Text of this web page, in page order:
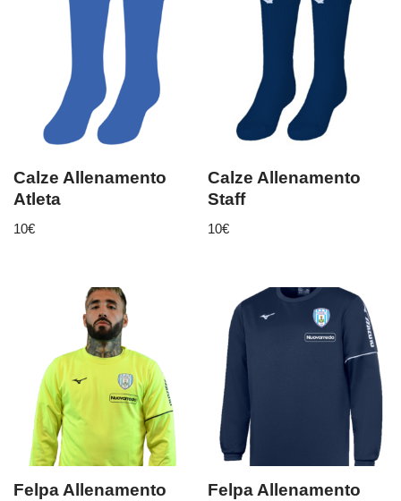
Calze Allenamento
Atleta
10€
Calze Allenamento
Staff
10€
Felpa Allenamento
Felpa Allenamento